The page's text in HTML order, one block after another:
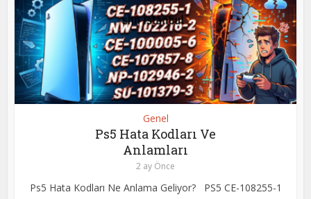
Genel
Ps5 Hata Kodları Ve
Anlamları
2 ay Önce
Ps5 Hata Kodları Ne Anlama Geliyor? PS5 CE-108255-1